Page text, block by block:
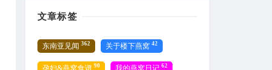
文章标签
东南亚见闻 362 关于楼下燕窝 42
孕妇&燕窝食谱 90 我的燕窝日记 62